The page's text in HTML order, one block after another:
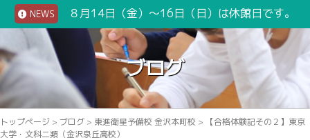
NEWS ８月14日（金）～16日（日）は休館日です。
ブログ
トップページ > ブログ > 東進衛星予備校 金沢本町校 >
【合格体験記その２】東京
大学・文科二類（金沢泉丘高校）